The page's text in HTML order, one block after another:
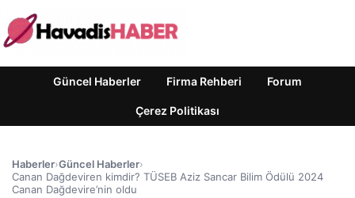
Güncel Haberler Firma Rehberi Forum
Çerez Politikası
Haberler›Güncel Haberler›
Canan Dağdeviren kimdir? TÜSEB Aziz Sancar Bilim Ödülü 2024
Canan Dağdevire’nin oldu